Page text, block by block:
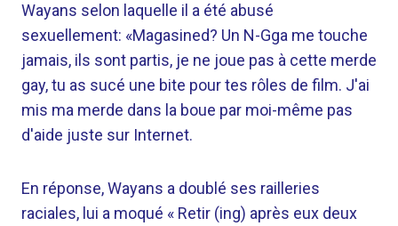
Wayans selon laquelle il a été abusé
sexuellement: «Magasined? Un N-Gga me touche
jamais, ils sont partis, je ne joue pas à cette merde
gay, tu as sucé une bite pour tes rôles de film. J'ai
mis ma merde dans la boue par moi-même pas
d'aide juste sur Internet.
En réponse, Wayans a doublé ses railleries
raciales, lui a moqué « Retir (ing) après eux deux